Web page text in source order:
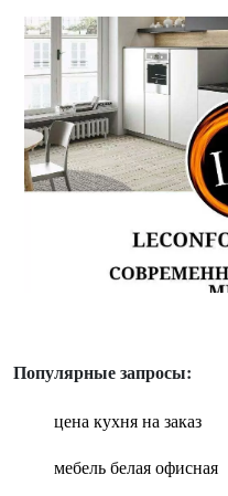
Популярные запросы:
цена кухня на заказ
мебель белая офисная